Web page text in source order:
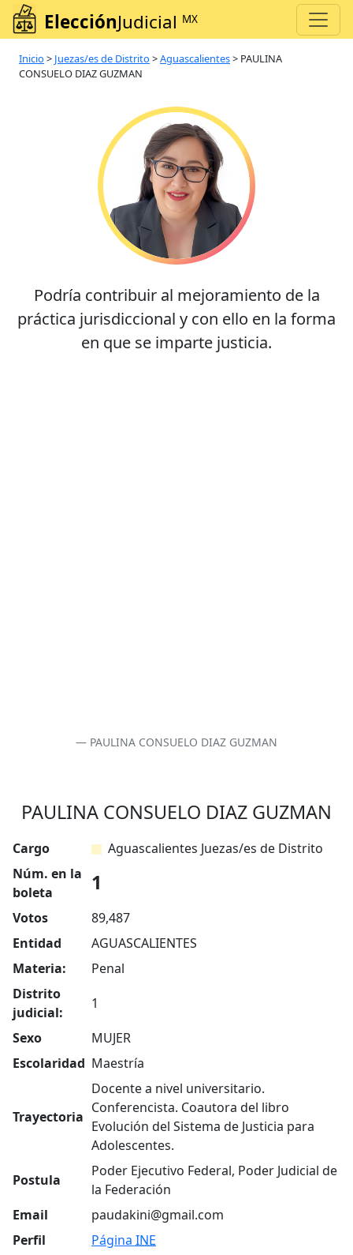
ElecciónJudicial MX
Inicio > Juezas/es de Distrito >Aguascalientes> PAULINA
CONSUELO DIAZ GUZMAN
Podría contribuir al mejoramiento de la
práctica jurisdiccional y con ello en la forma
en que se imparte justicia.
PAULINA CONSUELO DIAZ GUZMAN
PAULINA CONSUELO DIAZ GUZMAN
Cargo
Aguascalientes Juezas/es de Distrito
Núm. en la
boleta
1
Votos
89,487
Entidad
AGUASCALIENTES
Materia:
Penal
Distrito
judicial:
1
Sexo
MUJER
Escolaridad Maestría
Trayectoria
Docente a nivel universitario.
Conferencista. Coautora del libro
Evolución del Sistema de Justicia para
Adolescentes.
Postula
Poder Ejecutivo Federal, Poder Judicial de
la Federación
Email
paudakini@gmail.com
Perfil
Página INE